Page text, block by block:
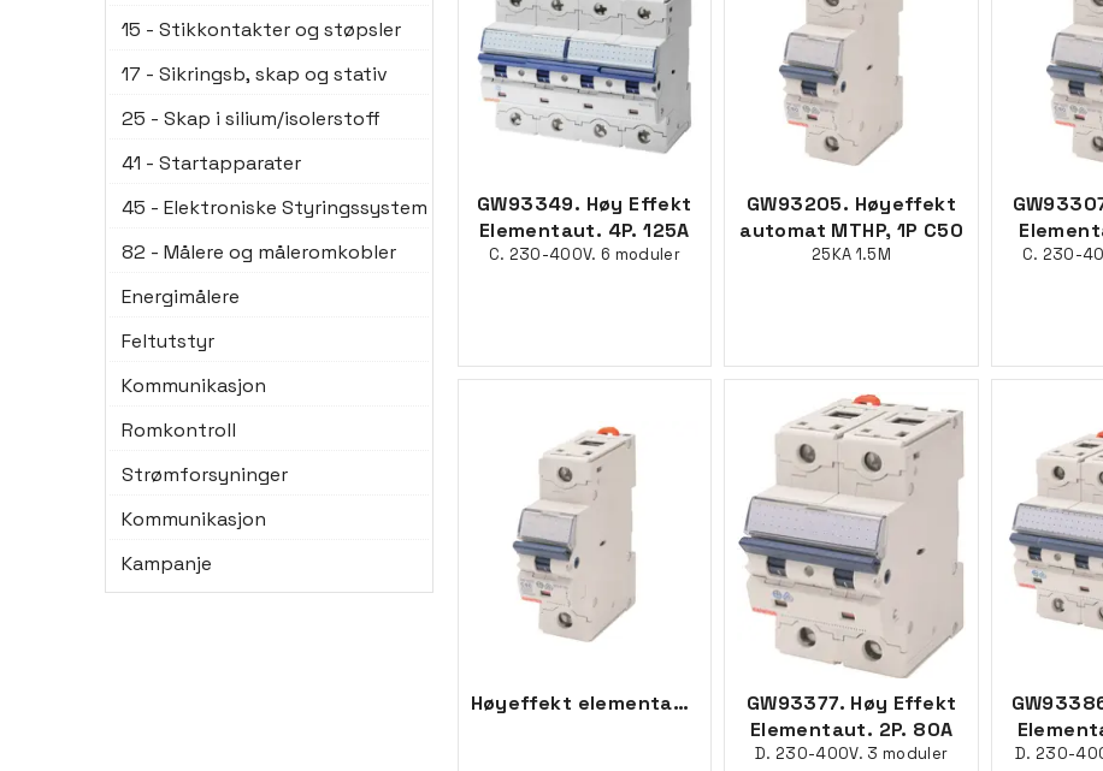
15 - Stikkontakter og støpsler
17 - Sikringsb, skap og stativ
25 - Skap i silium/isolerstoff
41 - Startapparater
45 - Elektroniske Styringssystem
82 - Målere og måleromkobler
Energimålere
Feltutstyr
Kommunikasjon
Romkontroll
Strømforsyninger
Kommunikasjon
Kampanje
GW93349. Høy Effekt
Elementaut. 4P. 125A
C. 230-400V. 6 moduler
GW93205. Høyeffekt
automat MTHP, 1P C50
25KA 1.5M C. 230-
Høyeffekt elementautomat, 1P C125, 1,5M
GW93377. Høy Effekt
Elementaut. 2P. 80A
D. 230-400V. 3 moduler D. 230-